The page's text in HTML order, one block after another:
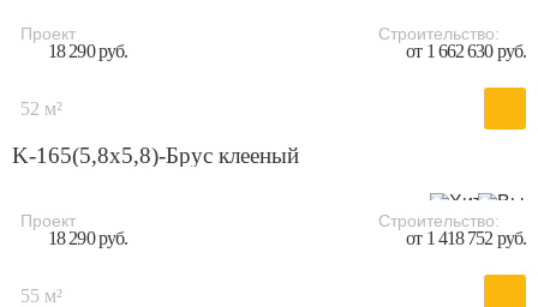
Проект
18 290 руб.
Строительство:
от 1 662 630 руб.
52 м²
K-165(5,8х5,8)-Брус клееный
Проект
18 290 руб.
Строительство:
от 1 418 752 руб.
55 м²